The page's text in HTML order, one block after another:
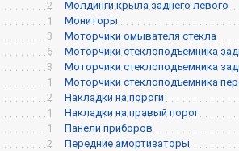
2
1
3
6
3
1
2
1
1
2
Молдинги крыла заднего левого
Мониторы
Моторчики омывателя стекла
Моторчики стеклоподъемника
Моторчики стеклоподъемника
Моторчики стеклоподъемника
Накладки на пороги
Накладки на правый порог
Панели приборов
Передние амортизаторы